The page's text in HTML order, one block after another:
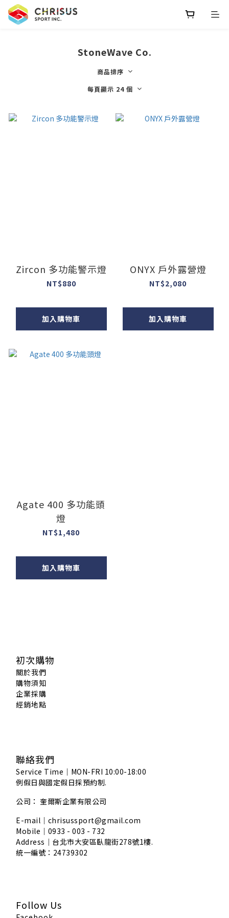
StoneWave Co.
商品排序
每頁顯示 24 個
Zircon 多功能警示燈
NT$880
加入購物車
ONYX 戶外露營燈
NT$2,080
加入購物車
Agate 400 多功能頭
燈
NT$1,480
加入購物車
初次購物
關於我們
購物須知
企業採購
經銷地點
聯絡我們
Service Time｜MON-FRI 10:00-18:00
例假日與國定假日採預約制.
公司： 奎爾斯企業有限公司
E-mail｜chrisussport@gmail.com
Mobile｜0933 - 003 - 732
Address｜ 台北市大安區臥龍街278號1樓.
統一編號：24739302
Follow Us